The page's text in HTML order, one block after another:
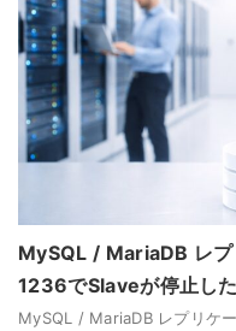
MySQL / MariaDB レプ
1236でSlaveが停止し
MySQL / MariaDB レプリケ